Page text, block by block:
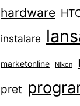
hardware
instalare
marketonline Nikon
pret